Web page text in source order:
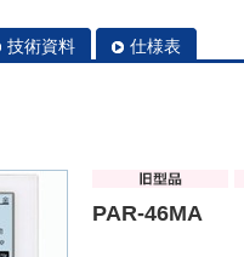
技術資料 仕様表
PAR-46MA